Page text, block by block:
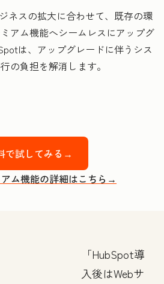
ネスの拡大に合わせて、既存の環
アム機能へシームレスにアップグ
は、アップグレードに伴うシス
の負担を解消します。
で試してみる→
ム機能の詳細はこちら→
HubSpot導
入後はWebサ